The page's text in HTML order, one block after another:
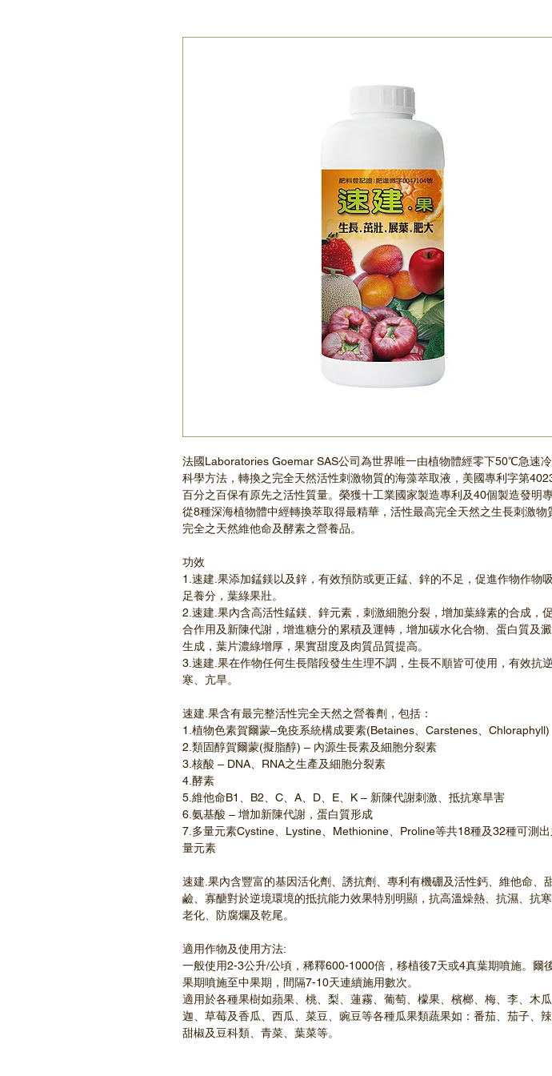
法國Laboratories Goemar SAS公司為世界唯一由植物體經零下50℃急速
科學方法，轉換之完全天然活性刺激物質的海藻萃取液，美國專利字第
百分之百保有原先之活性質量。榮獲十工業國家製造專利及40個製造發明專
從8種深海植物體中經轉換萃取得最精華，活性最高完全天然之生長刺激物
完全之天然維他命及酵素之營養品。
功效
1.速建.果添加錳鎂以及鋅，有效預防或更正錳、鋅的不足，促進作物作物
足養分，葉綠果壯。
2.速建.果內含高活性錳鎂、鋅元素，刺激細胞分裂，增加葉綠素的合成，
合作用及新陳代謝，增進糖分的累積及運轉，增加碳水化合物、蛋白質及
生成，葉片濃綠增厚，果實甜度及肉質品質提高。
3.速建.果在作物任何生長階段發生生理不調，生長不順皆可使用，有效抗
寒、亢旱。
速建.果含有最完整活性完全天然之營養劑，包括：
1.植物色素賀爾蒙–免疫系統構成要素(Betaines、Carstenes、Chloraphyll)
2.類固醇賀爾蒙(擬脂醇) – 內源生長素及細胞分裂素
3.核酸 – DNA、RNA之生產及細胞分裂素
4.酵素
5.維他命B1、B2、C、A、D、E、K – 新陳代謝刺激、抵抗寒旱害
6.氨基酸 – 增加新陳代謝，蛋白質形成
7.多量元素Cystine、Lystine、Methionine、Proline等共18種及32種可測
量元素
速建.果內含豐富的基因活化劑、誘抗劑、專利有機硼及活性鈣、維他命、
鹼、寡醣對於逆境環境的抵抗能力效果特別明顯，抗高溫燥熱、抗濕、抗
老化、防腐爛及乾尾。
適用作物及使用方法:
一般使用2-3公升/公頃，稀釋600-1000倍，移植後7天或4真葉期噴施。爾
果期噴施至中果期，間隔7-10天連續施用數次。
適用於各種果樹如蘋果、桃、梨、蓮霧、葡萄、檬果、檳榔、梅、李、木
迦、草莓及香瓜、西瓜、菜豆、豌豆等各種瓜果類蔬果如：番茄、茄子、辣
甜椒及豆科類、青菜、葉菜等。